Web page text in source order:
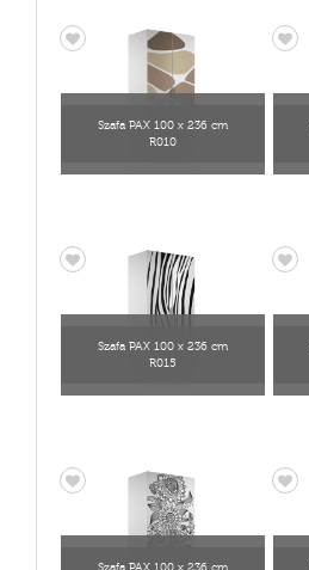
Szafa PAX 100 x 236 cm
R010
Szafa PAX 100 x 236 cm
R015
Szafa PAX 100 x 236 cm